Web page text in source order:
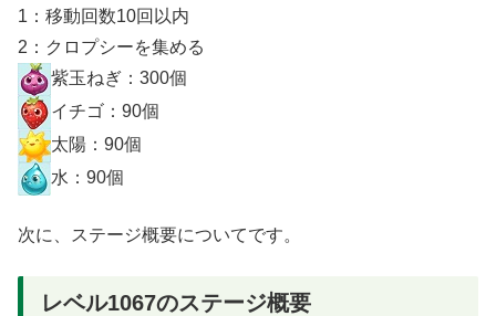
1：移動回数10回以内
2：クロプシーを集める
紫玉ねぎ：300個
イチゴ：90個
太陽：90個
水：90個
次に、ステージ概要についてです。
レベル1067のステージ概要